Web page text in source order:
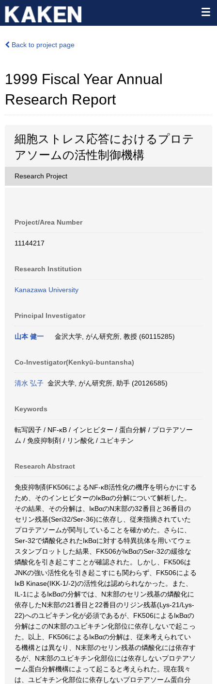
Back to project page
1999 Fiscal Year Annual
Research Report
細胞ストレス応答におけるプロテ
アソームの活性制御機構
Research Project
Project/Area Number
11144217
Research Institution
Kanazawa University
Principal Investigator
山本 健一 金沢大学, がん研究所, 教授 (60115285)
Co-Investigator(Kenkyū-buntansha)
清水 弘子 金沢大学, がん研究所, 助手 (20126585)
Keywords
転写因子 / NF-κB / インヒビター / 蛋白分解 / プロテアソー
ム / 免疫抑制剤 / リン酸化 / ユビキチン
Research Abstract
免疫抑制剤FK506によるNF-κB活性化の機序を明らかにする
ため、そのインヒビターのIκBαの分解について解析した。
その結果、その分解は、IκBαのN末部の32番目と36番目の
セリン残基(Seri32/Ser-36)に依存し、従来指摘されていた
プロテアソームが関与していることを確かめた。さらに、
Ser-32で燐酸化されたIκBαに対する特異抗体を用いてウェ
スタンブロットした結果、FK506がIκBαのSer-32の緩徐な
燐酸化を引き起こすことが確認された。しかし、FK506は
JNKの強い活性化を引き起こすにも関わらず、FK506による
IκB Kinase(IKK-1/-2)の活性化は認められなかった。また、
IL-1によるIκBαの分解では、N末部のセリン残基の燐酸化に
依存したN末部の21番目と22番目のリジン残基(Lys-21/Lys-
22)へのユビキチン化が必須であるが、FK506によるIκBαの
分解はこのN末部のユビキチン化部位に依存しないで起こっ
た。以上、FK506によるIκBαの分解は、従来考えられてい
る機構とは異なり、N末部のセリン残基の燐酸化には依存す
るが、N末部のユビキチン化部位には依存しないプロテアソ
ーム蛋白分解機構によって起こると考えられた。現在我々
は、ユビキチン化部位に依存しないプロテアソーム蛋白分